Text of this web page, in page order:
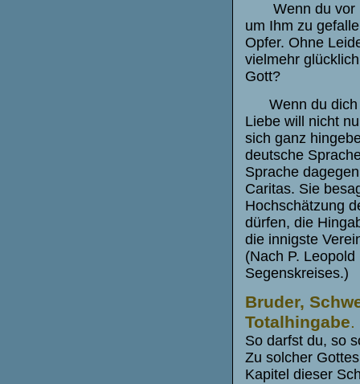
Wenn du vor
um Ihm zu
Opfer. Ohne
vielmehr
Gott?
Wenn du dich
Liebe will nicht
sich ganz
deutsche
Sprache
Caritas. Sie
Hochschätzung
dürfen, die
die innigste
(Nach P.
Segenskreises.)
Bruder,
Totalhingabe.
So darfst du, so
Zu solcher
Kapitel dieser